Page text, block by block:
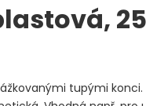
tupými konci.